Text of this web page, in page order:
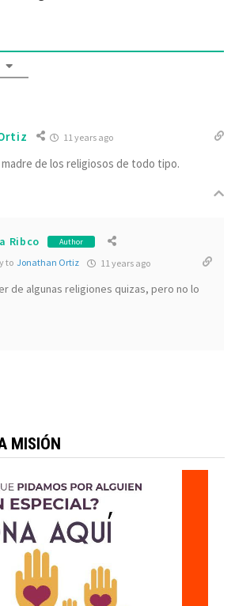
11 years ago
de los religiosos de todo tipo.
Ribco Author
to Jonathan Ortiz 11 years ago
de algunas religiones quizas, pero no lo
MISIÓN